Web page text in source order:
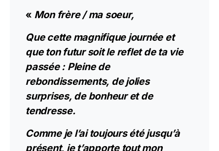
«Mon frère / ma soeur,
Que cette magnifique journée et
que ton futur soit le reflet de ta vie
passée : Pleine de
rebondissements, de jolies
surprises, de bonheur et de
tendresse.
Comme je l’ai toujours été jusqu’à
présent, je t’apporte tout mon